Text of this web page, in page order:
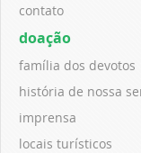
contato
doação
família dos devotos
história de nossa
imprensa
locais turísticos